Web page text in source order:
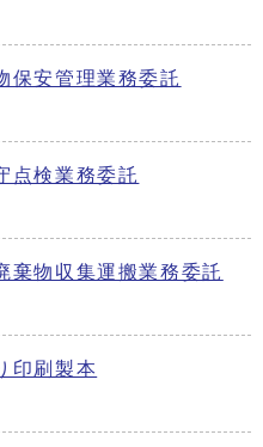
保安管理業務委託
点検業務委託
棄物収集運搬業務委託
印刷製本